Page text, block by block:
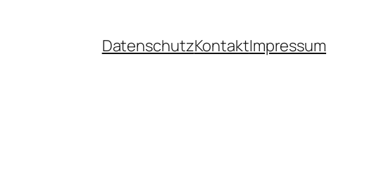
DatenschutzKontaktImpressum